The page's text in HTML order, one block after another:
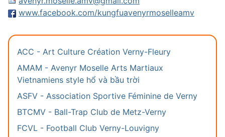
www.facebook.com/kungfuavenyrmoselleamv
ACC - Art Culture Création Verny-Fleury
AMAM - Avenyr Moselle Arts Martiaux
Vietnamiens style hổ và bầu trời
ASFV - Association Sportive Féminine de Verny
BTCMV - Ball-Trap Club de Metz-Verny
FCVL - Football Club Verny-Louvigny